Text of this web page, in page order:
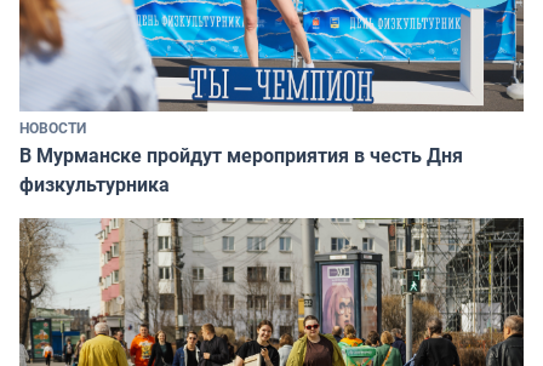
НОВОСТИ
В Мурманске пройдут мероприятия в честь Дня
физкультурника